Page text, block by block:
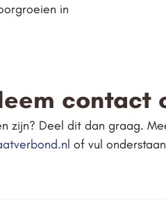
in
contact
zijn? Deel dit dan graag.
of vul